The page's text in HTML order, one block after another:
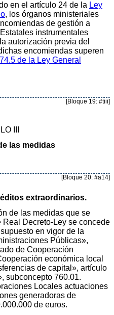
en el artículo 24 de la Ley
, los órganos ministeriales
de gestión a
instrumentales
autorización previa del
encomiendas superen
de la Ley General
[Bloque 19: #tiii]
III
las medidas
[Bloque 20: #a14]
extraordinarios.
de las medidas que se
Decreto-Ley se concede
en vigor de la
Públicas»,
de Cooperación
económica local
de capital», artículo
subconcepto 760.01.
Locales actuaciones
generadoras de
de euros.